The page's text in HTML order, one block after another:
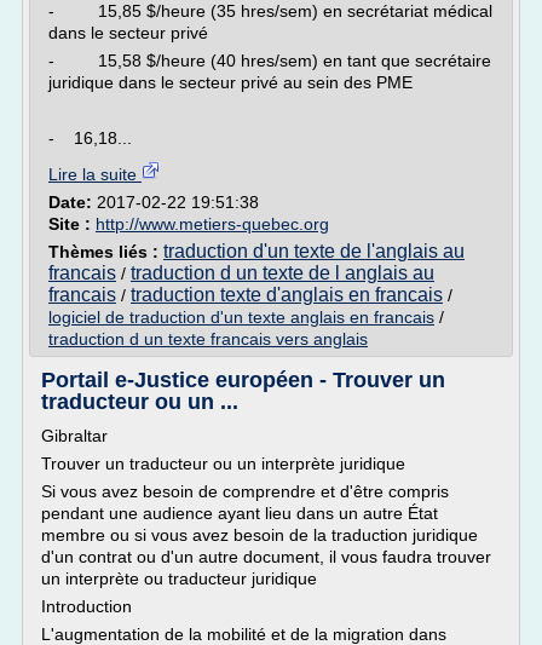
- 15,85 $/heure (35 hres/sem) en secrétariat médical
dans le secteur privé
- 15,58 $/heure (40 hres/sem) en tant que secrétaire
juridique dans le secteur privé au sein des PME
- 16,18...
Lire la suite
Date: 2017-02-22 19:51:38
Site : http://www.metiers-quebec.org
Thèmes liés : traduction d'un texte de l'anglais au
francais / traduction d un texte de l anglais au
francais / traduction texte d'anglais en francais /
logiciel de traduction d'un texte anglais en francais /
traduction d un texte francais vers anglais
Portail e-Justice européen - Trouver un
traducteur ou un ...
Gibraltar
Trouver un traducteur ou un interprète juridique
Si vous avez besoin de comprendre et d'être compris
pendant une audience ayant lieu dans un autre État
membre ou si vous avez besoin de la traduction juridique
d'un contrat ou d'un autre document, il vous faudra trouver
un interprète ou traducteur juridique
Introduction
L'augmentation de la mobilité et de la migration dans